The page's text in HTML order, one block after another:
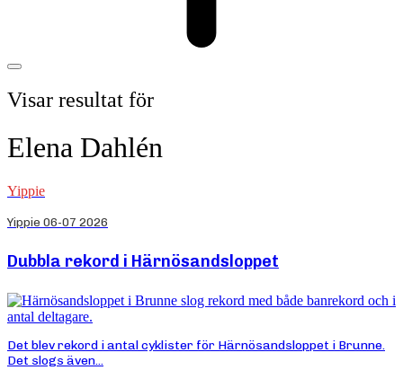
Visar resultat för
Elena Dahlén
Yippie
Yippie 06-07 2026
Dubbla rekord i Härnösandsloppet
Det blev rekord i antal cyklister för Härnösandsloppet i Brunne.
Det slogs även...